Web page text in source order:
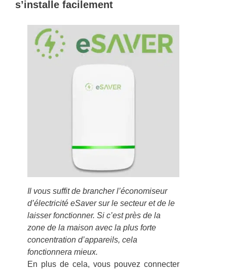
s’installe facilement
Il vous suffit de brancher l’économiseur
d’électricité eSaver sur le secteur et de le
laisser fonctionner. Si c’est près de la
zone de la maison avec la plus forte
concentration d’appareils, cela
fonctionnera mieux.
En plus de cela, vous pouvez connecter